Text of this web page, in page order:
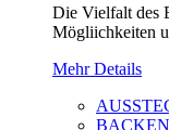
Die Vielfalt des
Mögliichkeiten
Mehr Details
BACKEN